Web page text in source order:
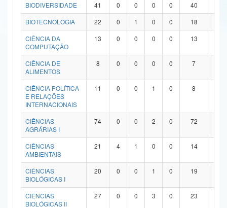
Advocacia-Geral da União
Banco Central do Brasil
BIODIVERSIDADE 41 0 0 0 0 40
BIOTECNOLOGIA
22 0 1 0 0 18
CIÊNCIA DA
COMPUTAÇÃO
13 0 0 0 0 13
CIÊNCIA DE
ALIMENTOS
8 0 0 0 0 7
CIÊNCIA POLÍTICA
E RELAÇÕES
INTERNACIONAIS
11 0 0 1 0 8
CIÊNCIAS
AGRÁRIAS I
74 0 0 2 0 72
CIÊNCIAS
AMBIENTAIS
21 4 1 0 0 14
CIÊNCIAS
BIOLÓGICAS I
20 0 0 1 0 19
CIÊNCIAS
BIOLÓGICAS II
27 0 0 3 0 23